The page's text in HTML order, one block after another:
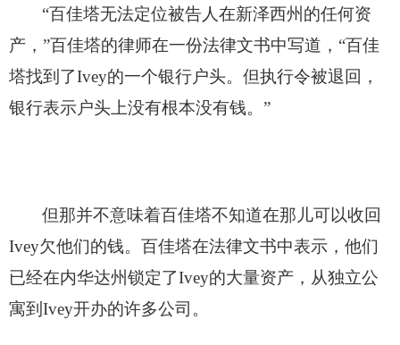
“百佳塔无法定位被告人在新泽西州的任何资
产，”百佳塔的律师在一份法律文书中写道，“百佳
塔找到了Ivey的一个银行户头。但执行令被退回，
银行表示户头上没有根本没有钱。”
但那并不意味着百佳塔不知道在那儿可以收回
Ivey欠他们的钱。百佳塔在法律文书中表示，他们
已经在内华达州锁定了Ivey的大量资产，从独立公
寓到Ivey开办的许多公司。